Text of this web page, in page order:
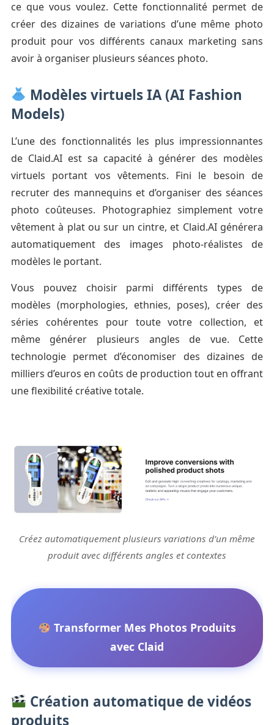
ce que vous voulez. Cette fonctionnalité permet de
créer des dizaines de variations d’une même photo
produit pour vos différents canaux marketing sans
avoir à organiser plusieurs séances photo.
Modèles virtuels IA (AI Fashion
Models)
L’une des fonctionnalités les plus impressionnantes
de Claid.AI est sa capacité à générer des modèles
virtuels portant vos vêtements. Fini le besoin de
recruter des mannequins et d’organiser des séances
photo coûteuses. Photographiez simplement votre
vêtement à plat ou sur un cintre, et Claid.AI générera
automatiquement des images photo-réalistes de
modèles le portant.
Vous pouvez choisir parmi différents types de
modèles (morphologies, ethnies, poses), créer des
séries cohérentes pour toute votre collection, et
même générer plusieurs angles de vue. Cette
technologie permet d’économiser des dizaines de
milliers d’euros en coûts de production tout en offrant
une flexibilité créative totale.
Créez automatiquement plusieurs variations d’un même
produit avec différents angles et contextes
Transformer Mes Photos Produits
avec Claid
Création automatique de vidéos
produits